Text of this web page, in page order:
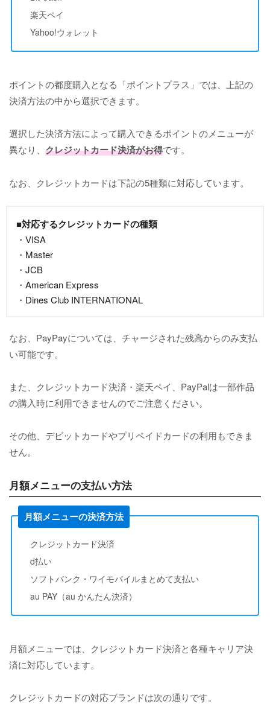
楽天ペイ
Yahoo!ウォレット
ポイントの都度購入となる「ポイントプラス」では、上記の
決済方法の中から選択できます。
選択した決済方法によって購入できるポイントのメニューが
異なり、 クレジットカード決済がお得です。
なお、クレジットカードは下記の5種類に対応しています。
■対応するクレジットカードの種類
・VISA
・Master
・JCB
・American Express
・Dines Club INTERNATIONAL
なお、PayPayについては、チャージされた残高からのみ支払
い可能です。
また、クレジットカード決済・楽天ペイ、PayPalは一部作品
の購入時に利用できませんのでご注意ください。
その他、デビットカードやプリペイドカードの利用もできま
せん。
月額メニューの支払い方法
月額メニューの決済方法
クレジットカード決済
d払い
ソフトバンク・ワイモバイルまとめて支払い
au PAY（au かんたん決済）
月額メニューでは、クレジットカード決済と各種キャリア決
済に対応しています。
クレジットカードの対応ブランドは次の通りです。